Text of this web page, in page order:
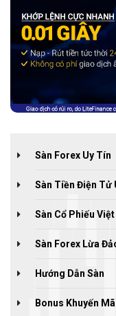
Sàn Forex Uy Tín
Sàn Tiền Điện Tử
Sàn Cổ Phiếu
Sàn Forex Lừa
Hướng Dẫn Sàn
Bonus Khuyến